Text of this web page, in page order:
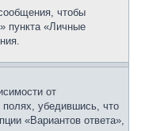
чтобы
пункта «Личные
от
убедившись, что
«Вариантов ответа»,